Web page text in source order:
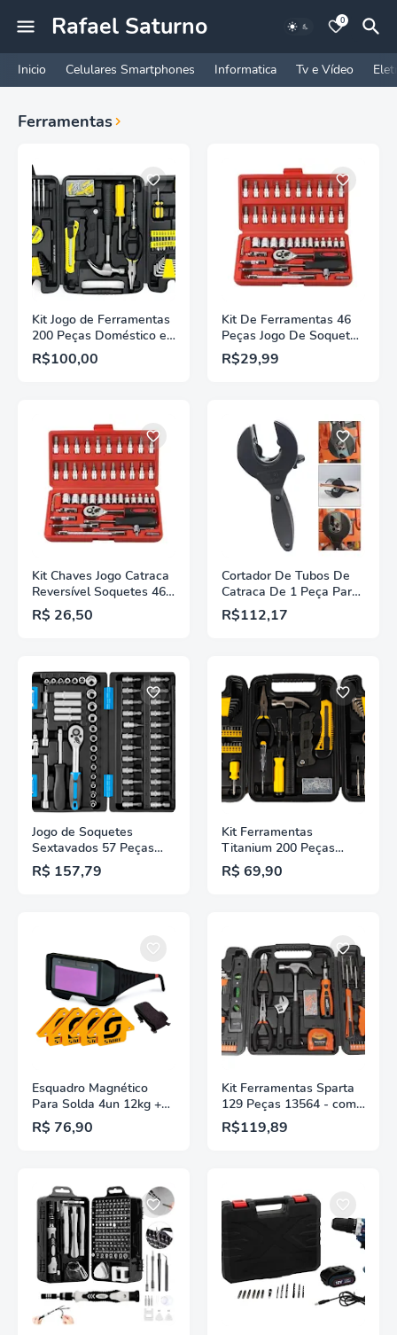
Rafael Saturno 0
Inicio Celulares Smartphones Informatica Tv e Vídeo
Ferramentas
Kit Jogo de Ferramentas
200 Peças Doméstico e
Profissional
R$100,00
Kit De Ferramentas 46
Peças Jogo De Soquetes
Chave Catraca
Reversível Com Maleta
R$29,99
Kit Chaves Jogo Catraca
Reversível Soquetes 46
Peças Maleta
R$ 26,50
Cortador De Tubos De
Catraca De 1 Peça Para
Corte De 6-23mm De
Aço Inoxidável Cobre
R$112,17
Jogo de Soquetes
Sextavados 57 Peças
Nell XWT0057
R$ 157,79
Kit Ferramentas
Titanium 200 Peças
Heavy Duty
R$ 69,90
Esquadro Magnético
Para Solda 4un 12kg +
Óculos Para Soldado -
Start
R$ 76,90
Kit Ferramentas Sparta
129 Peças 13564 - com
Maleta
R$119,89